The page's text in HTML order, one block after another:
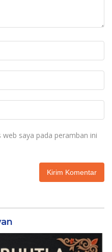
saya pada peramban ini